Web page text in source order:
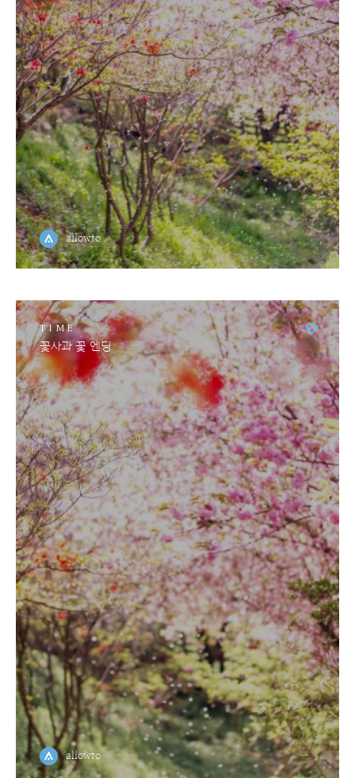
allowto
TIME
꽃사과 꽃 엔딩
allowto